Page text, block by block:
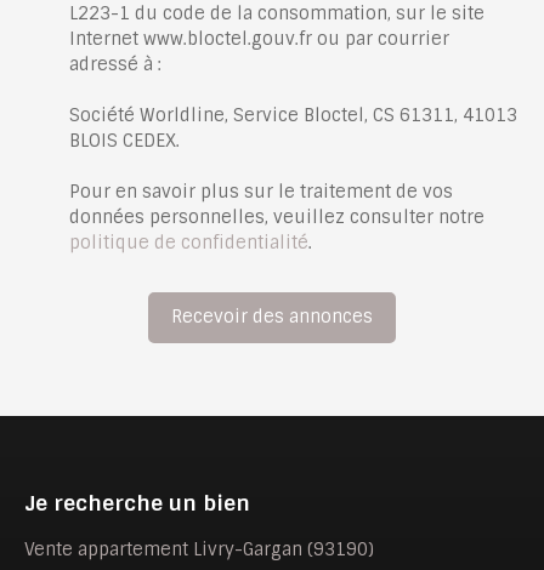
L223-1 du code de la consommation, sur le site
Internet www.bloctel.gouv.fr ou par courrier
adressé à :
Société Worldline, Service Bloctel, CS 61311, 41013
BLOIS CEDEX.
Pour en savoir plus sur le traitement de vos
données personnelles, veuillez consulter notre
politique de confidentialité.
Recevoir des annonces
Je recherche un bien
Vente appartement Livry-Gargan (93190)